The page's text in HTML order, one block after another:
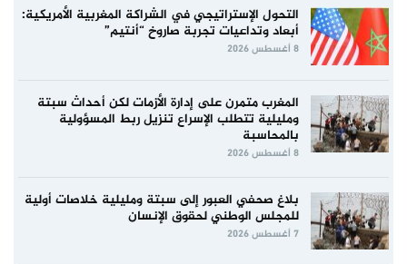
التحول الإستراتيجي في الشراكة المغربية الأمريكية:
أبعاد وتداعيات تجربة صاروخ “أنتيم”
8 أغسطس 2026
المغرب متمرن على إدارة الأزمات لكن أحداث سبتة
ومليلية تتطلب الإسراع تنزيل ربط المسؤولية
بالمحاسبة
8 أغسطس 2026
بلاغ صحفي العبور إلى سبتة ومليلية خلاصات أولية
للمجلس الوطني لحقوق الإنسان
7 أغسطس 2026